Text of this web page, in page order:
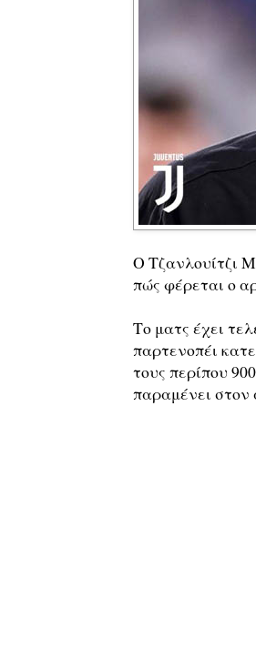
Ο Τζανλουίτζι
πώς φέρεται ο
Το ματς έχει
παρτενοπέι
τους περίπου
παραμένει στον